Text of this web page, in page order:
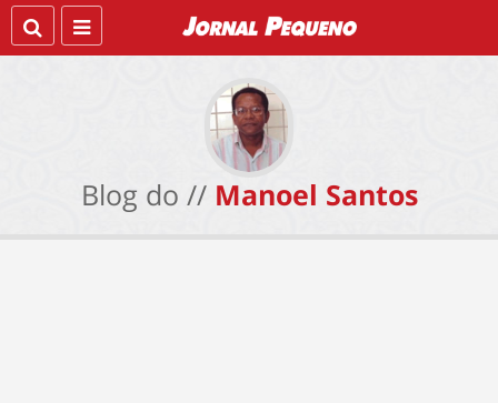
Blog do // Manoel Santos